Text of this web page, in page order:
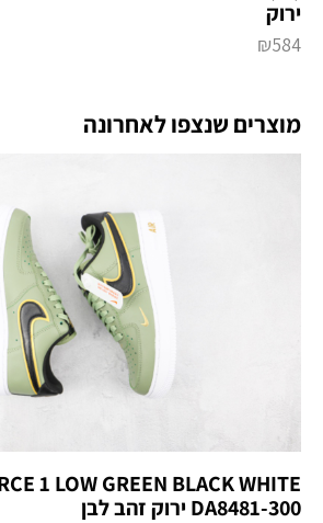
ירוק
₪584
מוצרים שנצפו לאחרונה
1 LOW GREEN BLACK WHITE
DA8481-300 ירוק זהב לבן